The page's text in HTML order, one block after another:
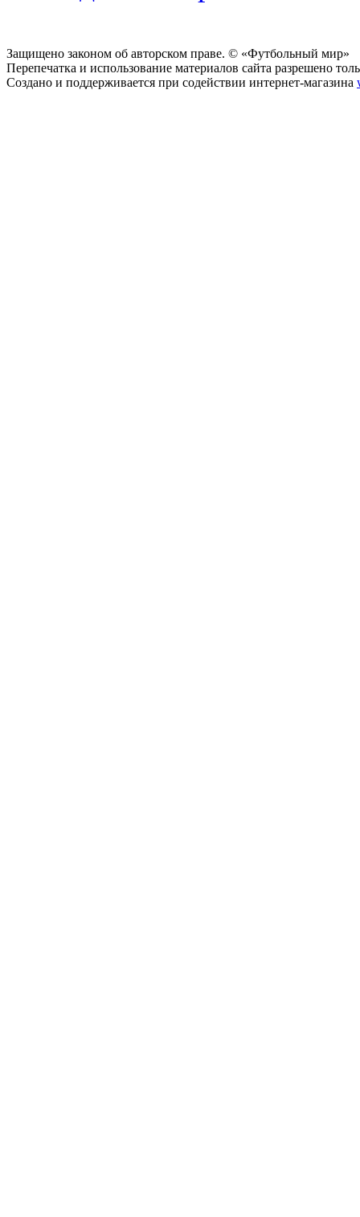
Защищено законом об авторском праве. © «Футбольный мир»
Перепечатка и использование материалов сайта разрешено
Создано и поддерживается при содействии интернет-магазина